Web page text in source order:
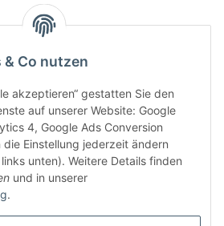
Co nutzen
akzeptieren“ gestatten Sie den
auf unserer Website: Google
4, Google Ads Conversion
Einstellung jederzeit ändern
unten). Weitere Details finden
und in unserer
.